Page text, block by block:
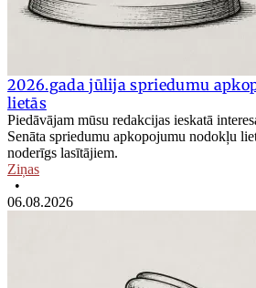
2026.gada jūlija spriedumu
lietās
Piedāvājam mūsu redakcijas ieskatā
Senāta spriedumu apkopojumu nodokļu
noderīgs lasītājiem.
Ziņas
•
06.08.2026